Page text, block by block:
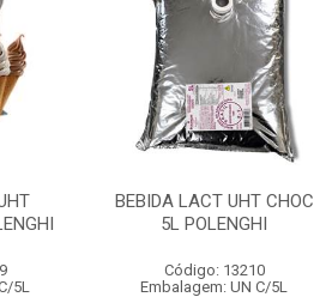
5L
BEBIDA LACT UHT CHOC
5L POLENGHI
Código: 13210
Embalagem: UN C/5L